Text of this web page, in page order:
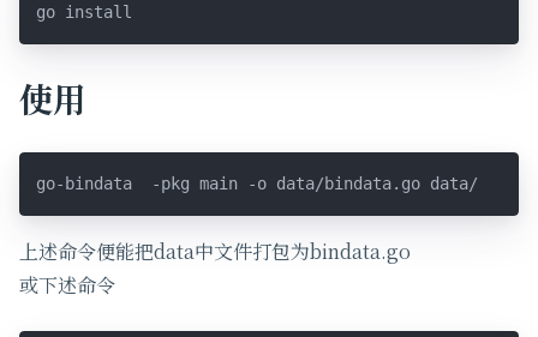
go install
使用
go-bindata  -pkg main -o data/bindata.go data/
上述命令便能把data中文件打包为bindata.go
或下述命令